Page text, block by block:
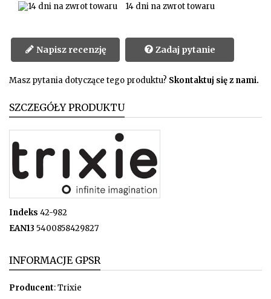
14 dni na zwrot towaru
Napisz recenzję Zadaj pytanie
Masz pytania dotyczące tego produktu? Skontaktuj się z nami.
SZCZEGÓŁY PRODUKTU
Indeks 42-982
EAN13 5400858429827
INFORMACJE GPSR
Producent: Trixie